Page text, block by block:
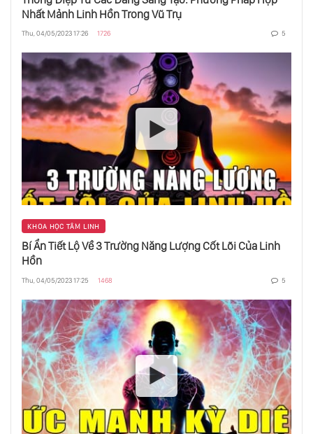
Trực Giác Là Gì?
Bản Ngã Là Gì?
Nghệ Thuật Kính Trọng Đồng Tiền
Nhất Mảnh Linh Hồn Trong Vũ Trụ
Thu, 04/05/2023 17:26 1726 5
KHOA HỌC TÂM LINH
Bí Ẩn Tiết Lộ Về 3 Trường Năng Lượng Cốt Lõi Của Linh
Hồn
Thu, 04/05/2023 17:25 1468 5